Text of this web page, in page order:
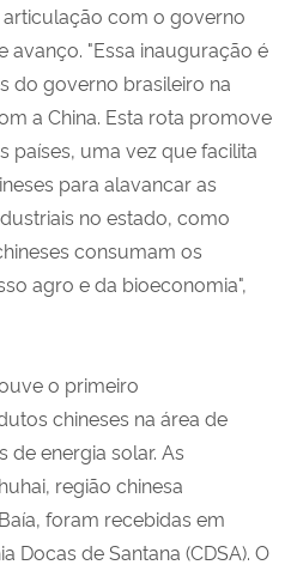
com o governo
avanço. "Essa inauguração é
do governo brasileiro na
a China. Esta rota promove
países, uma vez que facilita
para alavancar as
no estado, como
consumam os
agro e da bioeconomia",
o primeiro
chineses na área de
de energia solar. As
região chinesa
foram recebidas em
Docas de Santana (CDSA). O